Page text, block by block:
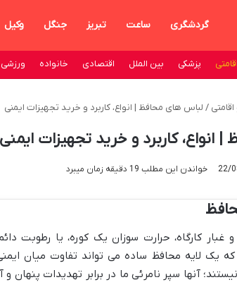
گردشگری ساعت تبریز جنگل وکیل
پزشکی بین الملل اقتصادی خانواده ورزشی
/ لباس های محافظ | انواع، کاربرد و خرید تجهیزات ایمنی
کاربرد و خرید تجهیزات ایمنی
خواندن این مطلب 19 دقیقه زمان میبرد
و غبار کارگاه، حرارت سوزان یک کوره، یا رطوبت
یک لایه محافظ ساده می تواند تفاوت میان
آنها سپر نامرئی ما در برابر تهدیدات پنهان